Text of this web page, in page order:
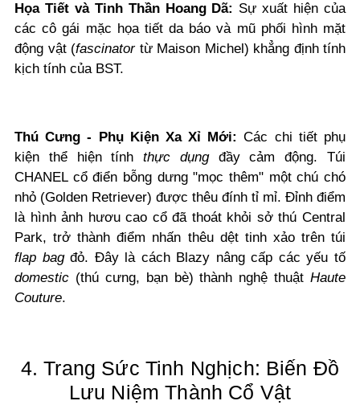
Họa Tiết và Tinh Thần Hoang Dã: Sự xuất hiện của
các cô gái mặc họa tiết da báo và mũ phối hình mặt
động vật (fascinatortừ Maison Michel) khẳng định tính
kịch tính của BST.
Thú Cưng - Phụ Kiện Xa Xỉ Mới: Các chi tiết phụ
kiện thể hiện tínhthực dụngđầy cảm động. Túi
CHANEL cổ điển bỗng dưng "mọc thêm" một chú chó
nhỏ (Golden Retriever) được thêu đính tỉ mỉ. Đỉnh điểm
là hình ảnh hươu cao cổ đã thoát khỏi sở thú Central
Park, trở thành điểm nhấn thêu dệt tinh xảo trên túi
flap bagđỏ. Đây là cách Blazy nâng cấp các yếu tố
domestic (thú cưng, bạn bè) thành nghệ thuật Haute
Couture.
4. Trang Sức Tinh Nghịch: Biến Đồ
Lưu Niệm Thành Cổ Vật